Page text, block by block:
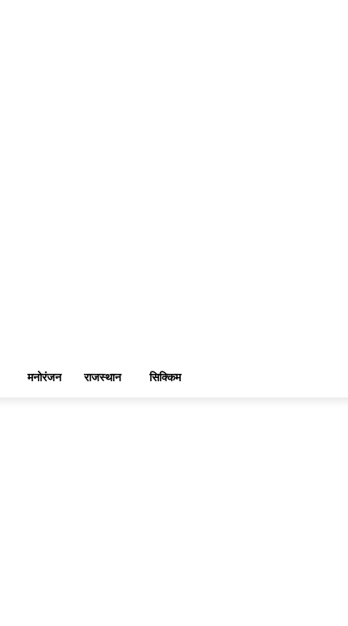
मनोरंजन राजस्थान सिक्किम